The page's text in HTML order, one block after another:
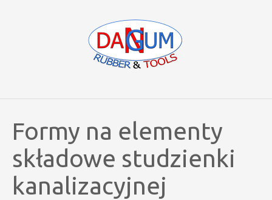
Formy na elementy
składowe studzienki
kanalizacyjnej